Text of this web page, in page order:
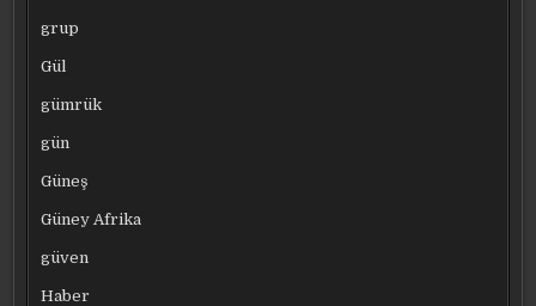
grup
Gül
gümrük
gün
Güneş
Güney Afrika
güven
Haber